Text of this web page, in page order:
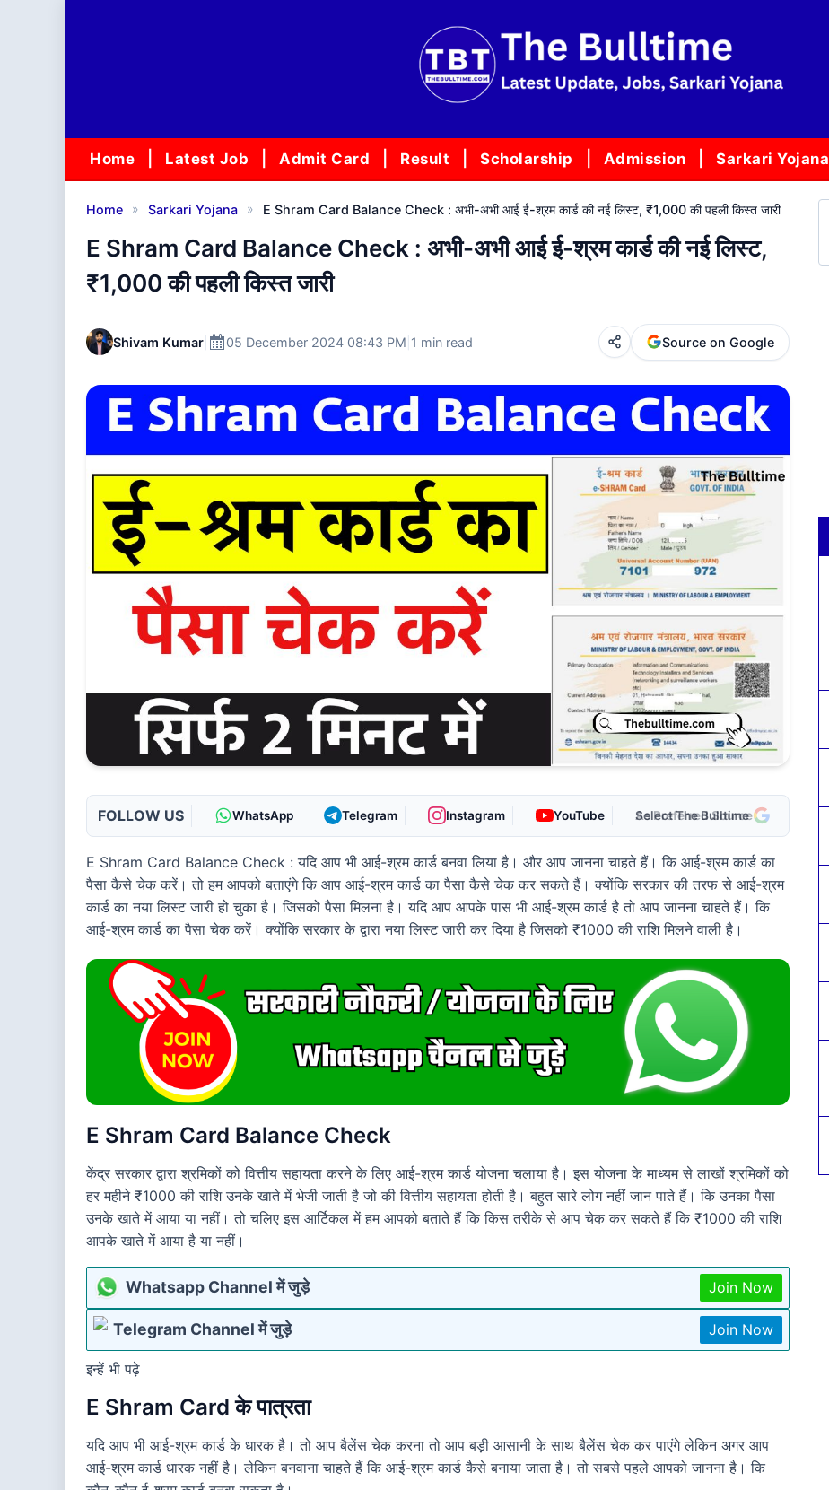
Home Latest Job Admit Card Result Scholarship Admission Sarkari Yojana
Home » Sarkari Yojana » E Shram Card Balance Check : अभी-अभी आई ई-श्रम कार्ड की नई लिस्ट, ₹1,000 की पहली किस्त जारी
E Shram Card Balance Check : अभी-अभी आई ई-श्रम कार्ड की नई लिस्ट,
₹1,000 की पहली किस्त जारी
Shivam Kumar 05 December 2024 08:43 PM 1 min read Source on Google
FOLLOW US WhatsApp Telegram Instagram YouTube As Preferred Source
E Shram Card Balance Check : यदि आप भी आई-श्रम कार्ड बनवा लिया है। और आप जानना चाहते हैं। कि आई-श्रम कार्ड का
पैसा कैसे चेक करें। तो हम आपको बताएंगे कि आप आई-श्रम कार्ड का पैसा कैसे चेक कर सकते हैं। क्योंकि सरकार की तरफ से आई-श्रम
कार्ड का नया लिस्ट जारी हो चुका है। जिसको पैसा मिलना है। यदि आप आपके पास भी आई-श्रम कार्ड है तो आप जानना चाहते हैं। कि
आई-श्रम कार्ड का पैसा चेक करें। क्योंकि सरकार के द्वारा नया लिस्ट जारी कर दिया है जिसको ₹1000 की राशि मिलने वाली है।
E Shram Card Balance Check
केंद्र सरकार द्वारा श्रमिकों को वित्तीय सहायता करने के लिए आई-श्रम कार्ड योजना चलाया है। इस योजना के माध्यम से लाखों श्रमिकों को
हर महीने ₹1000 की राशि उनके खाते में भेजी जाती है जो की वित्तीय सहायता होती है। बहुत सारे लोग नहीं जान पाते हैं। कि उनका पैसा
उनके खाते में आया या नहीं। तो चलिए इस आर्टिकल में हम आपको बताते हैं कि किस तरीके से आप चेक कर सकते हैं कि ₹1000 की राशि
आपके खाते में आया है या नहीं।
Whatsapp Channel में जुड़े Join Now
Telegram Channel में जुड़े Join Now
इन्हें भी पढ़े
E Shram Card के पात्रता
यदि आप भी आई-श्रम कार्ड के धारक है। तो आप बैलेंस चेक करना तो आप बड़ी आसानी के साथ बैलेंस चेक कर पाएंगे लेकिन अगर आप
आई-श्रम कार्ड धारक नहीं है। लेकिन बनवाना चाहते हैं कि आई-श्रम कार्ड कैसे बनाया जाता है। तो सबसे पहले आपको जानना है। कि